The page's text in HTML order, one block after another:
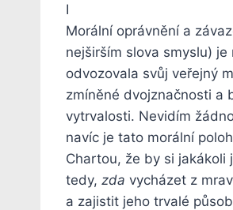
I
Morální oprávnění a
nejširším slova smyslu)
odvozovala svůj veřejný
zmíněné dvojznačnosti a
vytrvalosti. Nevidím
navíc je tato morální
Chartou, že by si jakákoli
tedy, zda vycházet z
a zajistit jeho trvalé